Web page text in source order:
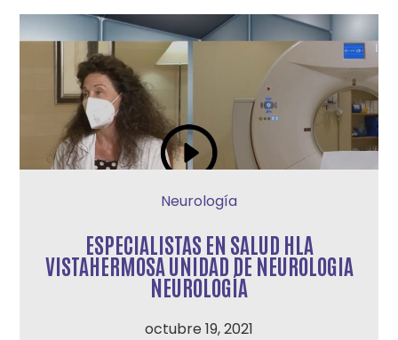
Neurología
ESPECIALISTAS EN SALUD HLA
VISTAHERMOSA UNIDAD DE NEUROLOGIA
NEUROLOGÍA
octubre 19, 2021